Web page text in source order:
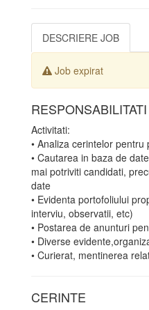
DESCRIERE JOB
Job expirat
RESPONSABILITATI
Activitati:
• Analiza cerintelor
• Cautarea in baza de
mai potriviti candidati,
date
• Evidenta portofoliului
interviu, observatii, etc)
• Postarea de anunturi
• Diverse
• Curierat, mentinerea
CERINTE